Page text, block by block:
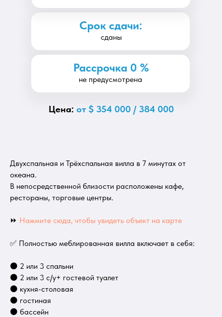
Цена: от $ 354 000 / 384 000
Срок сдачи:
Рассрочка 0 %
не предусмотрена
сданы
Двухспальная и Трёхcпальная вилла в 7 минутах от
океана.
В непосредственной близости расположены кафе,
рестораны, торговые центры.
⏩ Нажмите сюда, чтобы увидеть объект на карте
✅ Полностью меблированная вилла включает в себя:
⚫ 2 или 3 спальни
⚫ 2 или 3 с/у+ гостевой туалет
⚫ кухня-столовая
⚫ гостиная
⚫ бассейн